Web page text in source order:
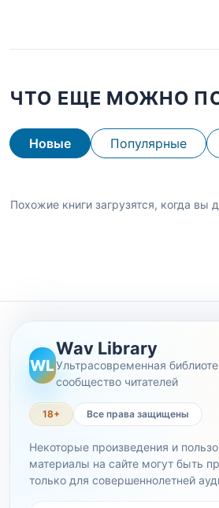
ЧТО ЕЩЕ МОЖНО
Новые Популярные
Похожие книги загрузятся, когда вы
WL
Wav Library
Ультрасовременная
сообщество читателей
18+ Все права защищены
Некоторые произведения и
материалы на сайте могут быть
только для совершеннолетней